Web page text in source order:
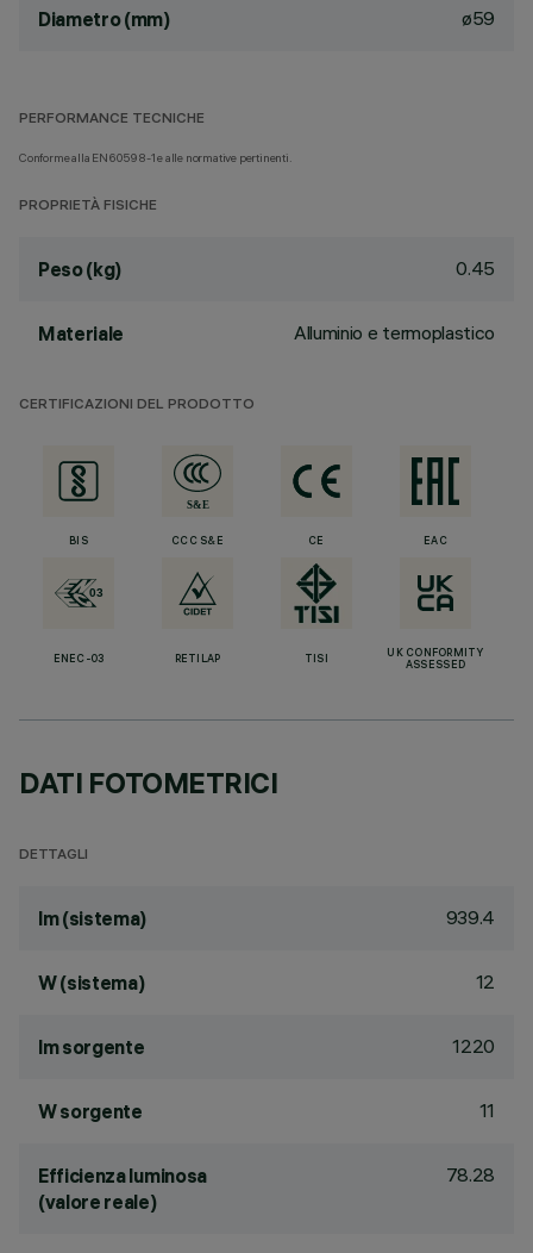
Diametro (mm) ø59
PERFORMANCE TECNICHE
Conforme alla EN60598-1 e alle normative pertinenti.
PROPRIETÀ FISICHE
Peso (kg) 0.45
Materiale Alluminio e termoplastico
CERTIFICAZIONI DEL PRODOTTO
BIS CCC S&E CE EAC
ENEC-03 RETILAP TISI
UK CONFORMITY
ASSESSED
DATI FOTOMETRICI
DETTAGLI
lm (sistema) 939.4
W (sistema) 12
lm sorgente 1220
W sorgente 11
Efficienza luminosa
(valore reale)
78.28